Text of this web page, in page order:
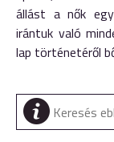
állást a nők
irántuk való
lap történetéről